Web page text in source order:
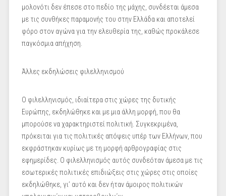
μολονότι δεν έπεσε στο πεδίο της μάχης, συνδέεται άμεσα
με τις συνθήκες παραμονής του στην Ελλάδα και αποτελεί
φόρο στον αγώνα για την ελευθερία της, καθώς προκάλεσε
παγκόσμια απήχηση.
Άλλες εκδηλώσεις φιλελληνισμού
Ο φιλελληνισμός, ιδιαίτερα στις χώρες της δυτικής
Ευρώπης, εκδηλώθηκε και με μια άλλη μορφή, που θα
μπορούσε να χαρακτηριστεί πολιτική. Συγκεκριμένα,
πρόκειται για τις πολιτικές απόψεις υπέρ των Ελλήνων, που
εκφράστηκαν κυρίως με τη μορφή αρθρογραφίας στις
εφημερίδες. Ο φιλελληνισμός αυτός συνδεόταν άμεσα με τις
εσωτερικές πολιτικές επιδιώξεις στις χώρες στις οποίες
εκδηλώθηκε, γι’ αυτό και δεν ήταν άμοιρος πολιτικών